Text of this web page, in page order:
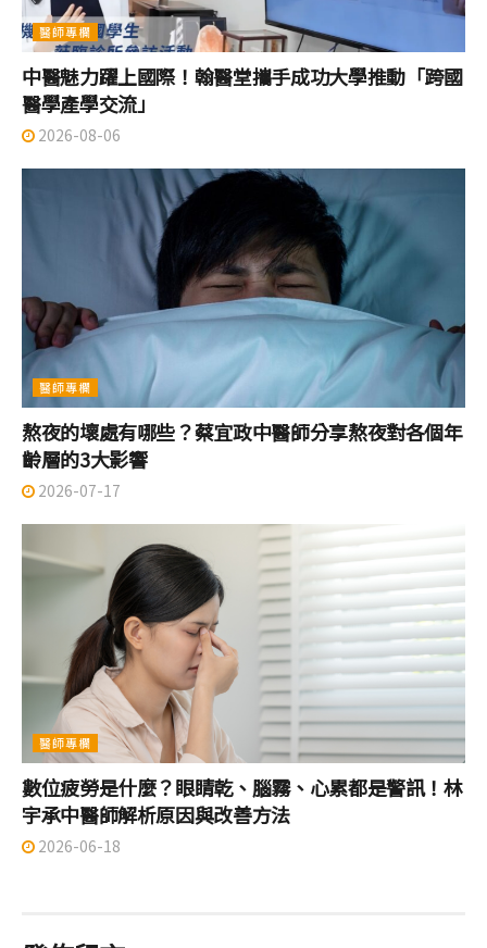
醫師專欄
中醫魅力躍上國際！翰醫堂攜手成功大學推動「跨國
醫學產學交流」
2026-08-06
醫師專欄
熬夜的壞處有哪些？蔡宜政中醫師分享熬夜對各個年
齡層的3大影響
2026-07-17
醫師專欄
數位疲勞是什麼？眼睛乾、腦霧、心累都是警訊！林
宇承中醫師解析原因與改善方法
2026-06-18